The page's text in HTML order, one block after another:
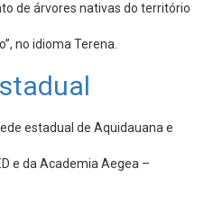
de árvores nativas do território
no idioma Terena.
estadual de Aquidauana e
e da Academia Aegea –